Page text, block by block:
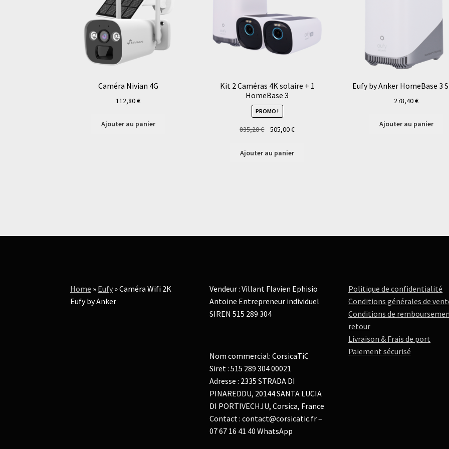
Caméra Nivian 4G
112,80€
Ajouter au panier
Kit 2 Caméras 4K solaire + 1
HomeBase 3
PROMO !
835,20€
Le
initial
505,00€Le
actuel
Ajouter au panier
Eufy by Anker HomeBase 3
278,40€
Ajouter au panier
Home » Eufy »Caméra Wifi 2K
Eufy by Anker
Vendeur : Villant Flavien Ephisio
Antoine Entrepreneur individuel
SIREN 515 289 304
Nom commercial: CorsicaTiC
Siret : 515 289 304 00021
Adresse : 2335 STRADA DI
PINAREDDU, 20144 SANTA LUCIA
DI PORTIVECHJU, Corsica, France
Contact : contact@corsicatic.fr –
07 67 16 41 40 WhatsApp
Politique de confidentialité
Conditions générales de
Conditions de
retour
Livraison & Frais de port
Paiement sécurisé